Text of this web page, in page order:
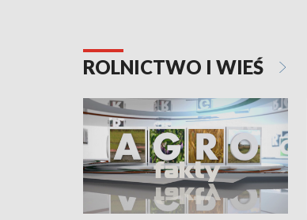
ROLNICTWO I WIEŚ